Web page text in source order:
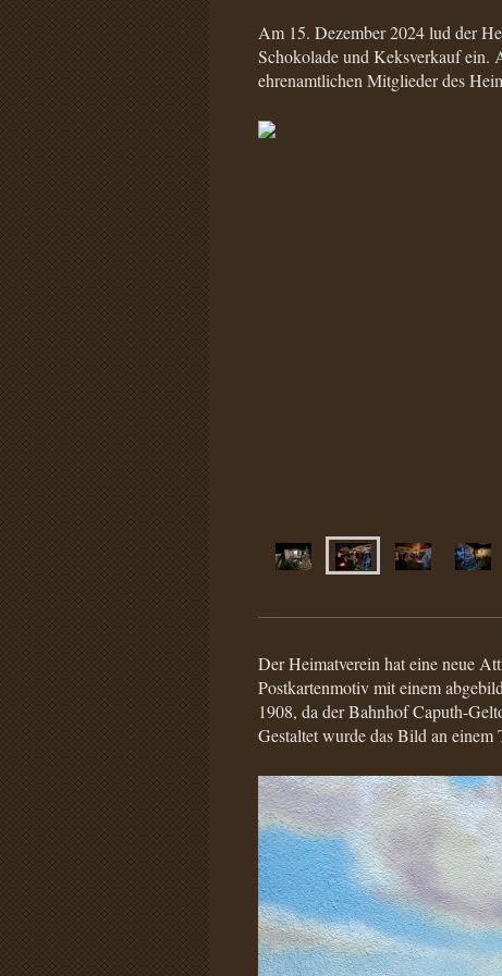
Am 15. Dezember 2024 lud der
Schokolade und Keksverkauf ein.
ehrenamtlichen Mitglieder des
Der Heimatverein hat eine neue
Postkartenmotiv mit einem
1908, da der Bahnhof Caputh-
Gestaltet wurde das Bild an